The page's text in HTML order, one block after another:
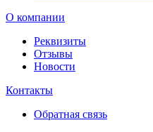
О компании
Реквизиты
Отзывы
Новости
Контакты
Обратная связь